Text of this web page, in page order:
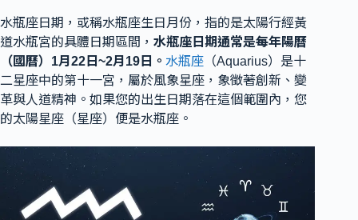
水瓶座日期，或稱水瓶座生日月份，指的是太陽行經黃
道水瓶宮的具體日期區間， 水瓶座日期通常是每年陽曆
（國曆）1月22日~2月19日。 水瓶座 （Aquarius）是十
二星座中的第十一宮，屬於風象星座，象徵著創新、變
革與人道精神。如果您的出生日期落在這個範圍內，您
的太陽星座（星座）便是水瓶座。